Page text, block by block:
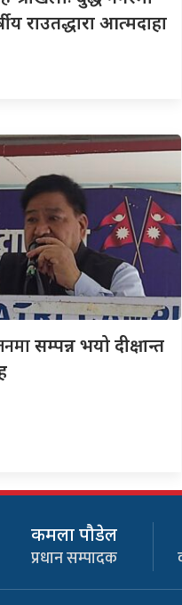
राउतद्धारा आत्मदाहा
सम्पन्न भयो दीक्षान्त
कमला पौडेल
प्रधान सम्पादक